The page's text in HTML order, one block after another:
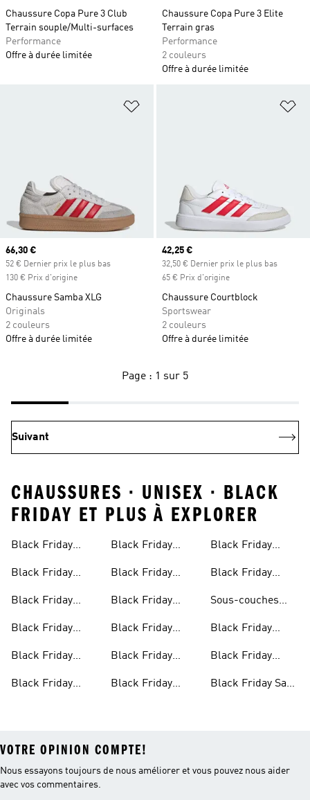
Chaussure Copa Pure 3 Club
Terrain souple/Multi-surfaces
Performance
Offre à durée limitée
Chaussure Copa Pure 3 Elite
Terrain gras
Performance
2 couleurs
Offre à durée limitée
Ajouter à la Liste de produits
Prix actuel
66,30 €
52 € Dernier prix le plus bas
130 € Prix d'origine
Chaussure Samba XLG
Originals
2 couleurs
Offre à durée limitée
Prix actuel
42,25 €
32,50 € Dernier prix le plus bas
65 € Prix d'origine
Chaussure Courtblock
Sportswear
2 couleurs
Offre à durée limitée
Page : 1 sur 5
Suivant
CHAUSSURES · UNISEX · BLACK
FRIDAY ET PLUS À EXPLORER
Black Friday
Femmes
Black Friday
Running
Black Friday
Femmes
Black Friday
Black Friday
Pour Femmes
Black Friday
Basketball Pour
Hommes
Black Friday
Tennis
Black Friday
Pour Hommes
Black Friday
Black Friday
Capuche Pour
Femmes
Black Friday
Femmes
Black Friday
Capuche Pour
Hommes
Black Friday
Black Friday
Hommes
Sous-couches
Black Friday
Survêtement
Black Friday
Enfants
Black Friday Sacs
VOTRE OPINION COMPTE!
Nous essayons toujours de nous améliorer et vous pouvez nous aider
avec vos commentaires.